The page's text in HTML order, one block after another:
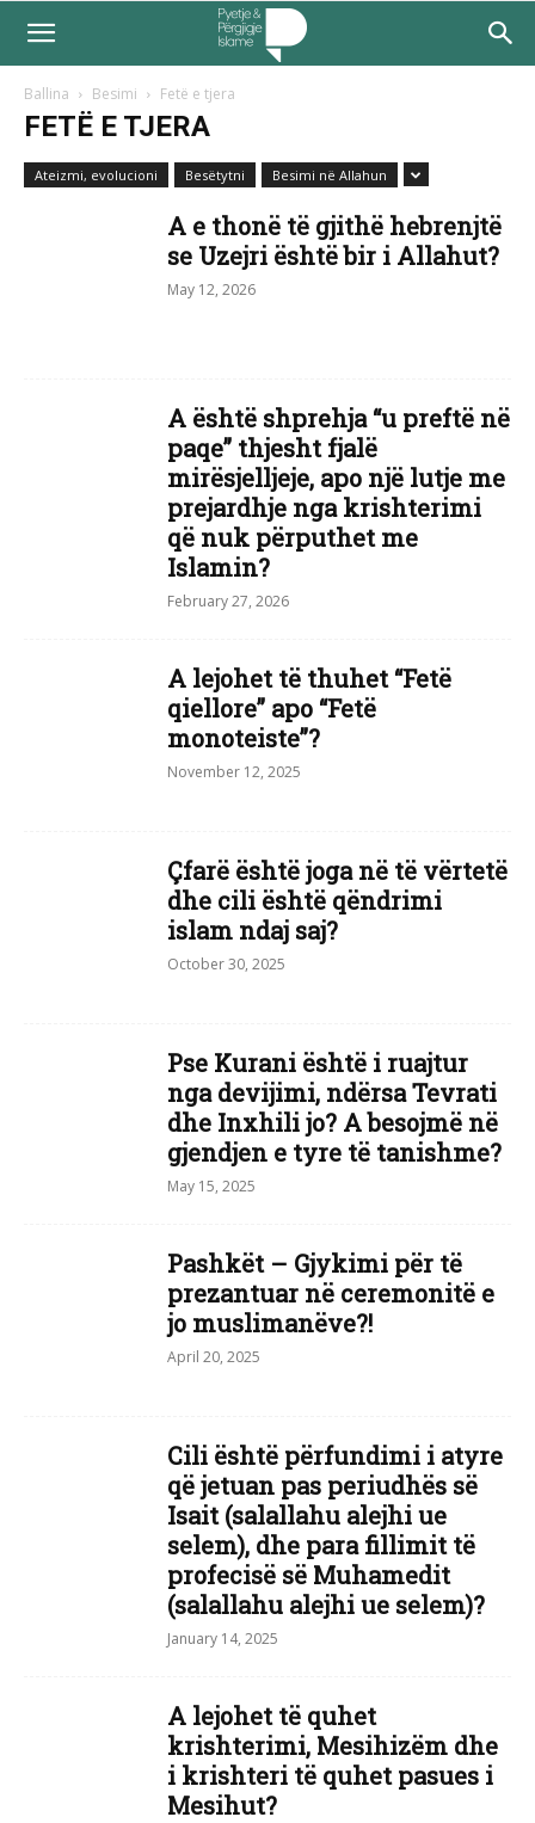
Ballina Besimi Fetë e tjera
FETË E TJERA
Ateizmi, evolucioni Besëtytni Besimi në Allahun
A e thonë të gjithë hebrenjtë
se Uzejri është bir i Allahut?
May 12, 2026
A është shprehja “u preftë në
paqe” thjesht fjalë
mirësjelljeje, apo një lutje me
prejardhje nga krishterimi
që nuk përputhet me
Islamin?
February 27, 2026
A lejohet të thuhet “Fetë
qiellore” apo “Fetë
monoteiste”?
November 12, 2025
Çfarë është joga në të vërtetë
dhe cili është qëndrimi
islam ndaj saj?
October 30, 2025
Pse Kurani është i ruajtur
nga devijimi, ndërsa Tevrati
dhe Inxhili jo? A besojmë në
gjendjen e tyre të tanishme?
May 15, 2025
Pashkët – Gjykimi për të
prezantuar në ceremonitë e
jo muslimanëve?!
April 20, 2025
Cili është përfundimi i atyre
që jetuan pas periudhës së
Isait (salallahu alejhi ue
selem), dhe para fillimit të
profecisë së Muhamedit
(salallahu alejhi ue selem)?
January 14, 2025
A lejohet të quhet
krishterimi, Mesihizëm dhe
i krishteri të quhet pasues i
Mesihut?